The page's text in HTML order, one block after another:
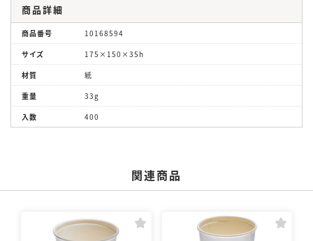
商品詳細
商品番号
10168594
サイズ
175×150×35h
材質
紙
重量
33g
入数
400
関連商品